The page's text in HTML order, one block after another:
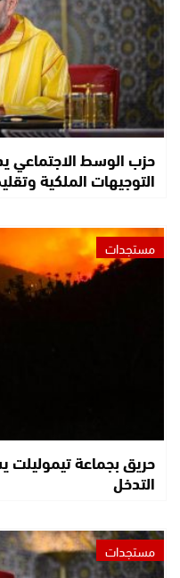
حزب الوسط الاجتماعي
التوجيهات الملكية
مستجدات
حريق بجماعة
التدخل
مستجدات